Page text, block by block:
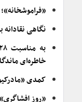
نگاهی
خاطره‌ای
کمدی
«روز